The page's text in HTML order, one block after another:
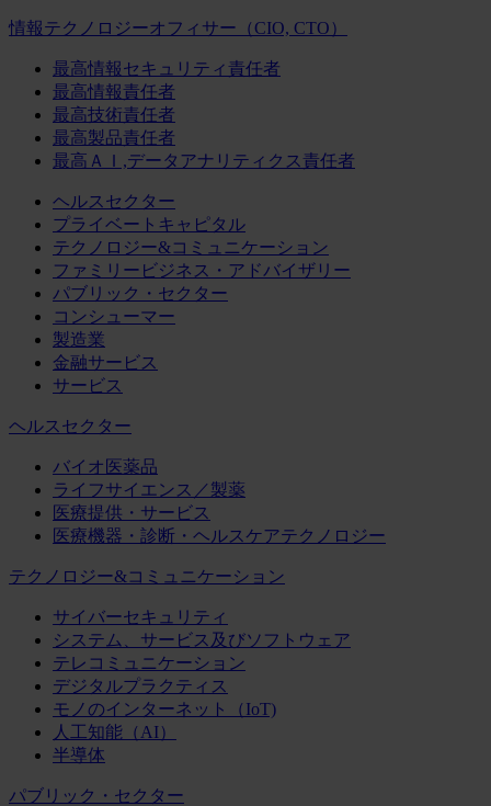
情報テクノロジーオフィサー（CIO, CTO）
最高情報セキュリティ責任者
最高情報責任者
最高技術責任者
最高製品責任者
最高ＡＩ,データアナリティクス責任者
ヘルスセクター
プライベートキャピタル
テクノロジー&コミュニケーション
ファミリービジネス・アドバイザリー
パブリック・セクター
コンシューマー
製造業
金融サービス
サービス
ヘルスセクター
バイオ医薬品
ライフサイエンス／製薬
医療提供・サービス
医療機器・診断・ヘルスケアテクノロジー
テクノロジー&コミュニケーション
サイバーセキュリティ
システム、サービス及びソフトウェア
テレコミュニケーション
デジタルプラクティス
モノのインターネット（IoT)
人工知能（AI）
半導体
パブリック・セクター